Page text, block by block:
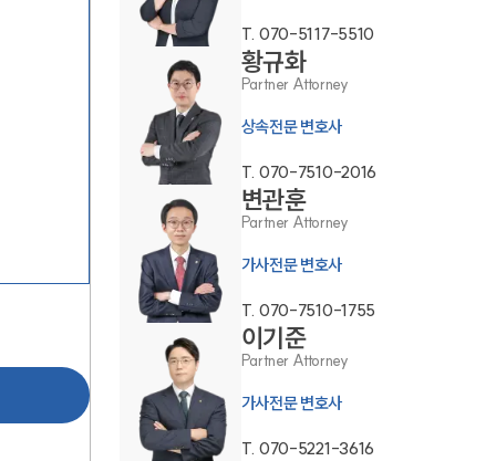
그룹소개
그룹소개
대륜의 강점
오시는 길
글로벌 파트너 로펌
고객의 소리
통합검색
T. 070-5117-5510
황규화
Partner Attorney
상속전문 변호사
T. 070-7510-2016
변관훈
Partner Attorney
가사전문 변호사
T. 070-7510-1755
이기준
Partner Attorney
가사전문 변호사
T. 070-5221-3616